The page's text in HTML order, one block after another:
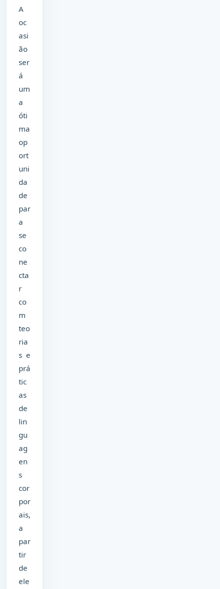
A
oc
asi
ão
ser
á
um
a
óti
ma
op
ort
uni
da
de
par
a
se
co
ne
cta
r
co
m
teo
ria
s e
prá
tic
as
de
lin
gu
ag
en
s
cor
por
ais,
a
par
tir
de
ele